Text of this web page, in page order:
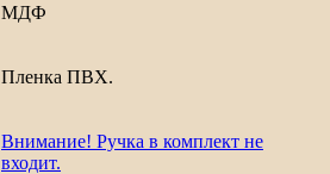
МДФ
Пленка ПВХ.
Внимание! Ручка в комплект не
входит.